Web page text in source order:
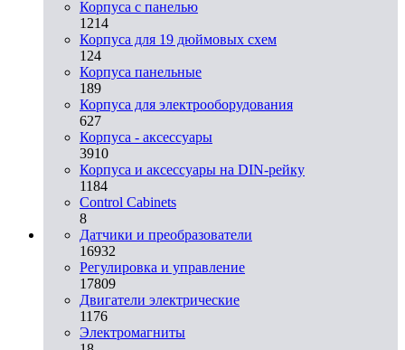
Корпуса с панелью
1214
Корпуса для 19 дюймовых схем
124
Корпуса панельные
189
Корпуса для электрооборудования
627
Корпуса - аксессуары
3910
Корпуса и аксессуары на DIN-рейку
1184
Control Cabinets
8
Датчики и преобразователи
16932
Регулировка и управление
17809
Двигатели электрические
1176
Электромагниты